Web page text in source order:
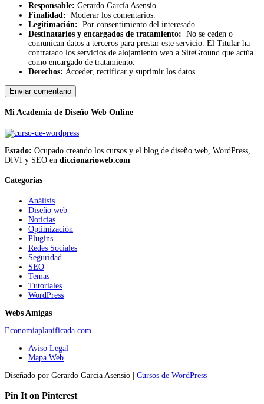
Responsable: Gerardo García Asensio.
Finalidad: Moderar los comentarios.
Legitimación: Por consentimiento del interesado.
Destinatarios y encargados de tratamiento: No se ceden o
comunican datos a terceros para prestar este servicio. El Titular ha
contratado los servicios de alojamiento web a SiteGround que actúa
como encargado de tratamiento.
Derechos: Acceder, rectificar y suprimir los datos.
Mi Academia de Diseño Web Online
Estado: Ocupado creando los cursos y el blog de diseño web, WordPress,
DIVI y SEO en diccionarioweb.com
Categorías
Análisis
Diseño web
Noticias
Optimización
Plugins
Redes Sociales
Seguridad
SEO
Temas
Tutoriales
WordPress
Webs Amigas
Economiaplanificada.com
Aviso Legal
Mapa Web
Diseñado por Gerardo Garcia Asensio | Cursos de WordPress
Pin It on Pinterest